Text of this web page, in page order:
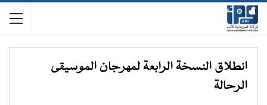
انطلاق النسخة الرابعة لمهرجان الموسيقى
الرحالة